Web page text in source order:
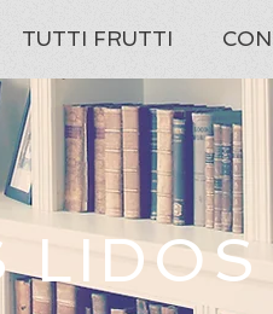
TUTTI FRUTTI
LIDOS